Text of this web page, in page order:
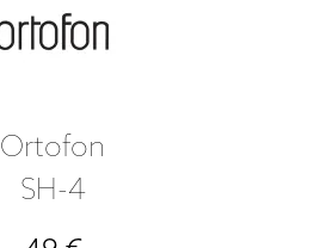
Ortofon
SH-4